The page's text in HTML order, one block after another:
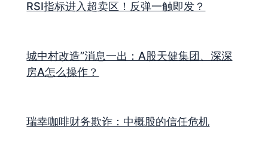
RSI指标进入超卖区！反弹一触即发？
城中村改造”消息一出：A股天健集团、深深
房A怎么操作？
瑞幸咖啡财务欺诈：中概股的信任危机